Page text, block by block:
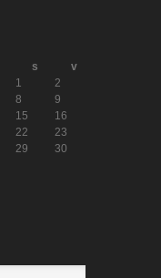
s
v
1
2
8
9
15
16
22
23
29
30